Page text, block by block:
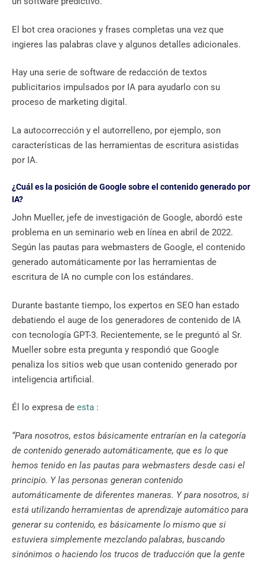
El bot crea oraciones y frases completas una vez que
ingieres las palabras clave y algunos detalles adicionales.
Hay una serie de software de redacción de textos
publicitarios impulsados ​​por IA para ayudarlo con su
proceso de marketing digital.
La autocorrección y el autorrelleno, por ejemplo, son
características de las herramientas de escritura asistidas
por IA.
¿Cuál es la posición de Google sobre el contenido generado por
IA?
John Mueller, jefe de investigación de Google, abordó este
problema en un seminario web en línea en abril de 2022.
Según las pautas para webmasters de Google, el contenido
generado automáticamente por las herramientas de
escritura de IA no cumple con los estándares.
Durante bastante tiempo, los expertos en SEO han estado
debatiendo el auge de los generadores de contenido de IA
con tecnología GPT-3. Recientemente, se le preguntó al Sr.
Mueller sobre esta pregunta y respondió que Google
penaliza los sitios web que usan contenido generado por
inteligencia artificial.
Él lo expresa de esta :
“Para nosotros, estos básicamente entrarían en la categoría
de contenido generado automáticamente, que es lo que
hemos tenido en las pautas para webmasters desde casi el
principio. Y las personas generan contenido
automáticamente de diferentes maneras. Y para nosotros, si
está utilizando herramientas de aprendizaje automático para
generar su contenido, es básicamente lo mismo que si
estuviera simplemente mezclando palabras, buscando
sinónimos o haciendo los trucos de traducción que la gente